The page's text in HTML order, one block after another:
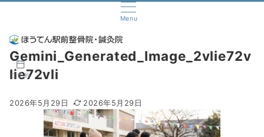
Menu
ご予約
Gemini_Generated_Image_2vlie72v
lie72vli
2026年5月29日 2026年5月29日